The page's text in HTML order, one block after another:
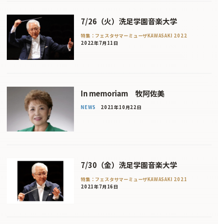
7/26（火）洗足学園音楽大学
特集：フェスタサマーミューザKAWASAKI 2022
2022年7月11日
In memoriam 牧阿佐美
NEWS 2021年10月22日
7/30（金）洗足学園音楽大学
特集：フェスタサマーミューザKAWASAKI 2021
2021年7月16日